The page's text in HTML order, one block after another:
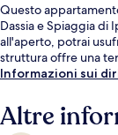
Questo
Dassia e Spiaggia di
all'aperto, potrai
struttura offre una
Informazioni sui
Altre